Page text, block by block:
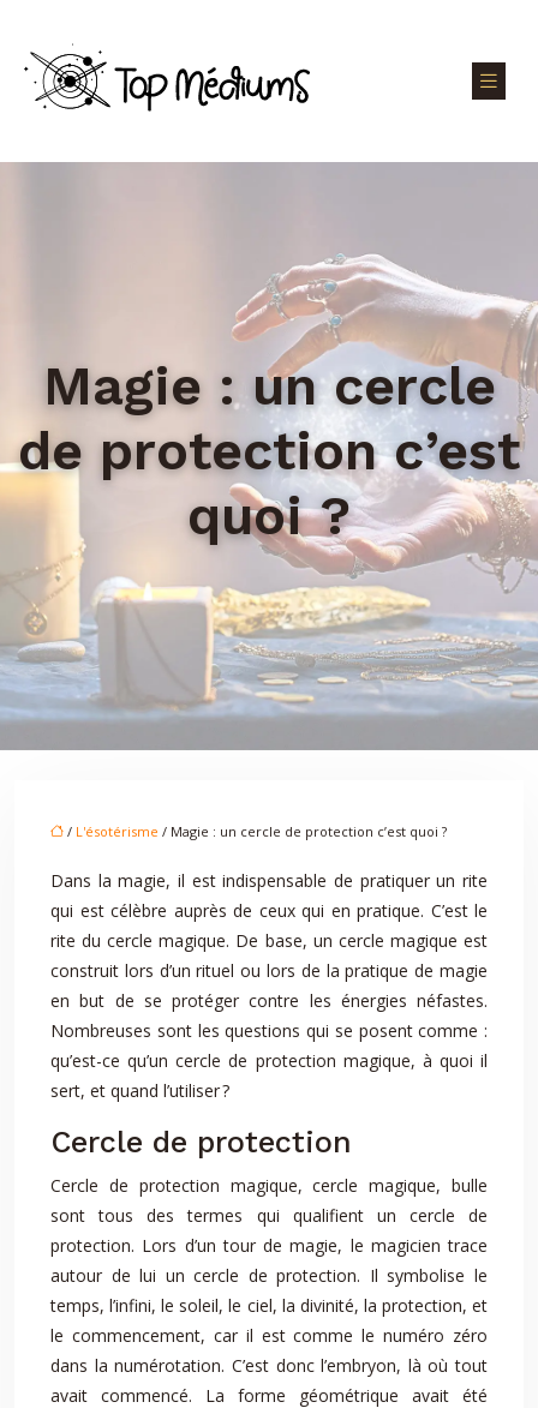
Magie : un cercle
de protection c’est
quoi ?
/ L'ésotérisme / Magie : un cercle de protection c’est quoi ?
Dans la magie, il est indispensable de pratiquer un rite
qui est célèbre auprès de ceux qui en pratique. C’est le
rite du cercle magique. De base, un cercle magique est
construit lors d’un rituel ou lors de la pratique de magie
en but de se protéger contre les énergies néfastes.
Nombreuses sont les questions qui se posent comme :
qu’est-ce qu’un cercle de protection magique, à quoi il
sert, et quand l’utiliser ?
Cercle de protection
Cercle de protection magique, cercle magique, bulle
sont tous des termes qui qualifient un cercle de
protection. Lors d’un tour de magie, le magicien trace
autour de lui un cercle de protection. Il symbolise le
temps, l’infini, le soleil, le ciel, la divinité, la protection, et
le commencement, car il est comme le numéro zéro
dans la numérotation. C’est donc l’embryon, là où tout
avait commencé. La forme géométrique avait été